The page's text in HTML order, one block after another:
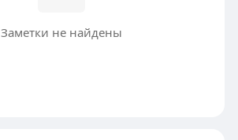
Заметки не найдены